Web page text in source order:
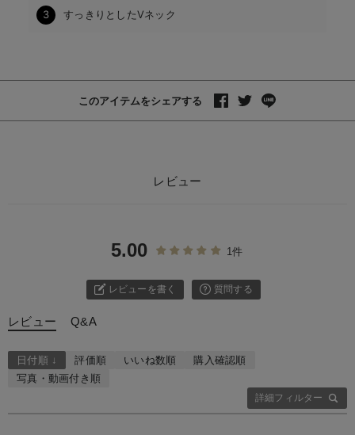
3 すっきりとしたVネック
このアイテムをシェアする
レビュー
5.00 1件
レビューを書く 質問する
レビュー Q&A
詳細フィルター
日付順 ↓ 評価順 いいね数順
購入確認順
写真・動画付き順